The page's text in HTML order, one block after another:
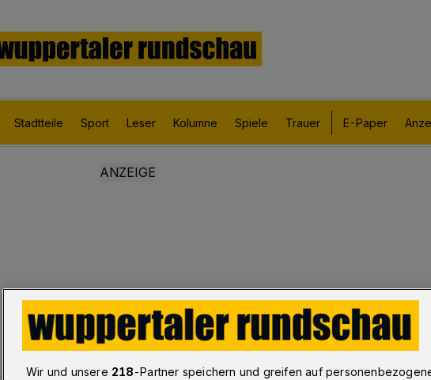
Stadtteile Sport Leser Kolumne Spiele Trauer E-Paper
Wir und unsere 218-Partner speichern und greifen auf